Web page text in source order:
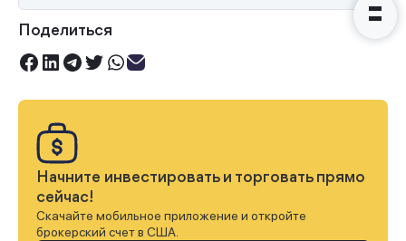
Поделиться
Начните инвестировать и торговать прямо
сейчас!
Скачайте мобильное приложение и откройте
брокерский счет в США.